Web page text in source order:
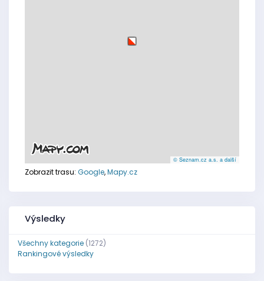
© Seznam.cz a.s. a další
Zobrazit trasu: Google,Mapy.cz
Výsledky
Všechny kategorie(1272)
Rankingové výsledky